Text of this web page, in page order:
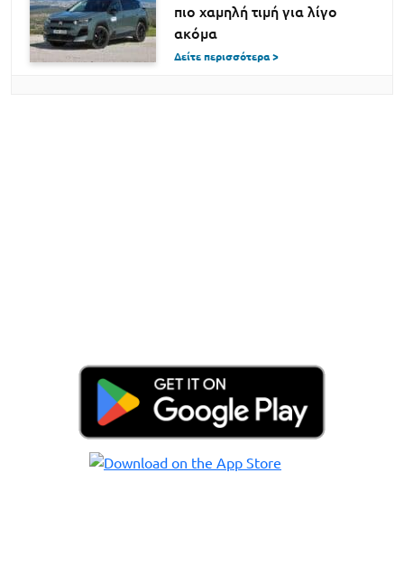
πιο χαμηλή τιμή για λίγο
ακόμα
Δείτε περισσότερα >